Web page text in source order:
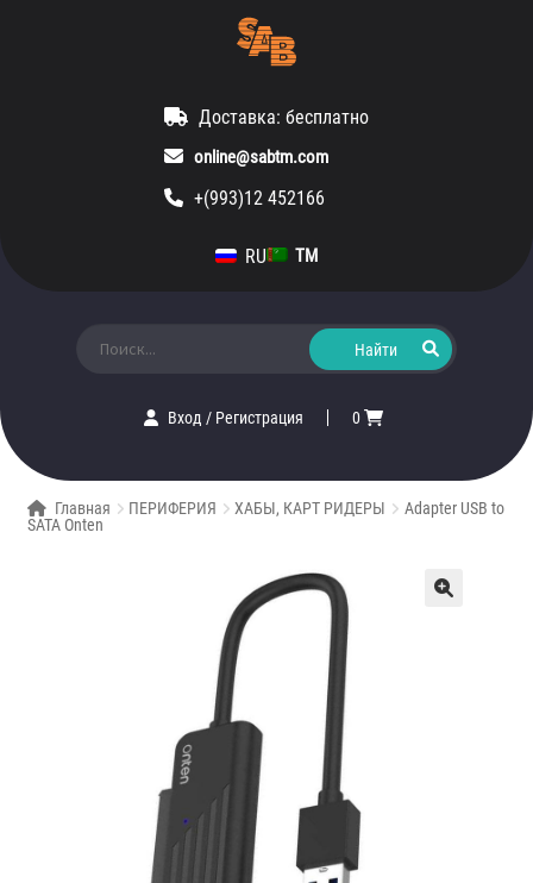
Доставка: бесплатно
online@sabtm.com
+(993)12 452166
RU TM
Вход/ Регистрация 0
Главная ПЕРИФЕРИЯ ХАБЫ, КАРТ РИДЕРЫ
Adapter USB to
SATA Onten